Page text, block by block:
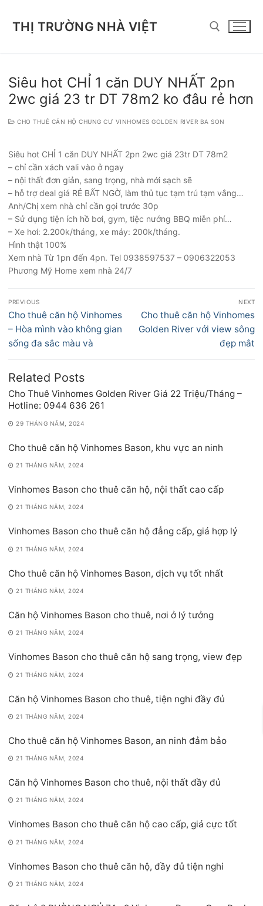
THỊ TRƯỜNG NHÀ VIỆT
Siêu hot CHỈ 1 căn DUY NHẤT 2pn
2wc giá 23 tr DT 78m2 ko đâu rẻ hơn
CHO THUÊ CĂN HỘ CHUNG CƯ VINHOMES GOLDEN RIVER BA SON
Siêu hot CHỈ 1 căn DUY NHẤT 2pn 2wc giá 23tr DT 78m2
– chỉ cần xách vali vào ở ngay
– nội thất đơn giản, sang trọng, nhà mới sạch sẽ
– hỗ trợ deal giá RẺ BẤT NGỜ, làm thủ tục tạm trú tạm vắng…
Anh/Chị xem nhà chỉ cần gọi trước 30p
– Sử dụng tiện ích hồ bơi, gym, tiệc nướng BBQ miễn phí…
– Xe hơi: 2.200k/tháng, xe máy: 200k/tháng.
Hình thật 100%
Xem nhà Từ 1pn đến 4pn. Tel 0938597537 – 0906322053
Phương Mỹ Home xem nhà 24/7
Điều
hướng
bài
viết
PREVIOUS
Previous
post:
Cho thuê căn hộ Vinhomes
– Hòa mình vào không gian
sống đa sắc màu và
NEXT
Next
post:
Cho thuê căn hộ Vinhomes
Golden River với view sông
đẹp mắt
Related Posts
Cho Thuê Vinhomes Golden River Giá 22 Triệu/Tháng –
Hotline: 0944 636 261
29 THÁNG NĂM, 2024
Cho thuê căn hộ Vinhomes Bason, khu vực an ninh
21 THÁNG NĂM, 2024
Vinhomes Bason cho thuê căn hộ, nội thất cao cấp
21 THÁNG NĂM, 2024
Vinhomes Bason cho thuê căn hộ đẳng cấp, giá hợp lý
21 THÁNG NĂM, 2024
Cho thuê căn hộ Vinhomes Bason, dịch vụ tốt nhất
21 THÁNG NĂM, 2024
Căn hộ Vinhomes Bason cho thuê, nơi ở lý tưởng
21 THÁNG NĂM, 2024
Vinhomes Bason cho thuê căn hộ sang trọng, view đẹp
21 THÁNG NĂM, 2024
Căn hộ Vinhomes Bason cho thuê, tiện nghi đầy đủ
21 THÁNG NĂM, 2024
Cho thuê căn hộ Vinhomes Bason, an ninh đảm bảo
21 THÁNG NĂM, 2024
Căn hộ Vinhomes Bason cho thuê, nội thất đầy đủ
21 THÁNG NĂM, 2024
Vinhomes Bason cho thuê căn hộ cao cấp, giá cực tốt
21 THÁNG NĂM, 2024
Vinhomes Bason cho thuê căn hộ, đầy đủ tiện nghi
21 THÁNG NĂM, 2024